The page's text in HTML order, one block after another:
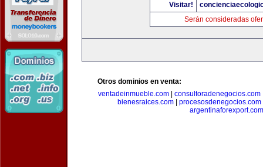
Visitar!
Serán consideradas
Otros dominios en venta:
ventadeinmueble.com| consultoradenegocios.com
bienesraices.com
procesosdenegocios.com
argentinaforexport.com